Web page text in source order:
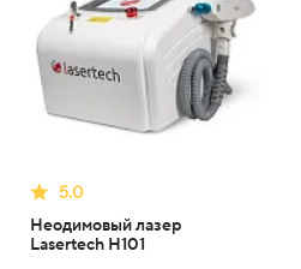
5.0
Неодимовый лазер
Lasertech H101